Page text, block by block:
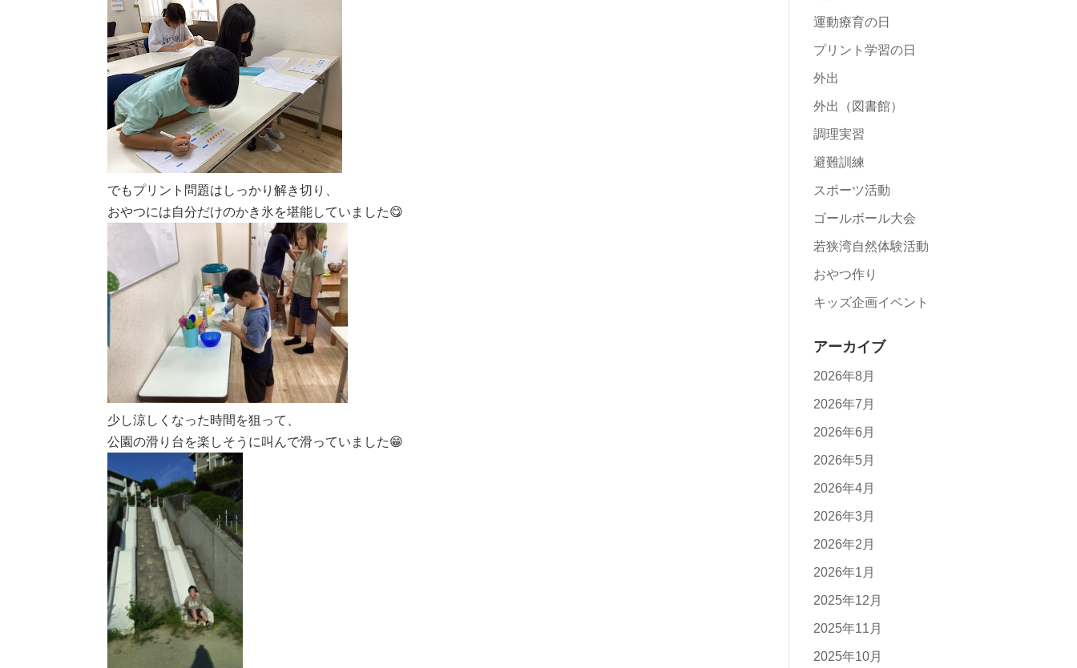
でもプリント問題はしっかり解き切り、
おやつには自分だけのかき氷を堪能していました😋
少し涼しくなった時間を狙って、
公園の滑り台を楽しそうに叫んで滑っていました😁
運動療育の日
プリント学習の日
外出
外出（図書館）
調理実習
避難訓練
スポーツ活動
ゴールボール大会
若狭湾自然体験活動
おやつ作り
キッズ企画イベント
アーカイブ
2026年8月
2026年7月
2026年6月
2026年5月
2026年4月
2026年3月
2026年2月
2026年1月
2025年12月
2025年11月
2025年10月